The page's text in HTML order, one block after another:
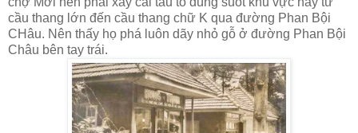
cầu thang lớn đến cầu thang chữ K qua đường Phan Bội
CHâu. Nên thấy họ phá luôn dãy nhỏ gỗ ở đường Phan Bội
Châu bên tay trái.